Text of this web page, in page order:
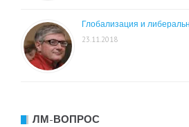
Глобализация и
23.11.2018
ЛМ-ВОПРОС